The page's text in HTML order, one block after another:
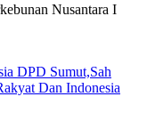
Nusantara I
DPD Sumut,Sah
Dan Indonesia